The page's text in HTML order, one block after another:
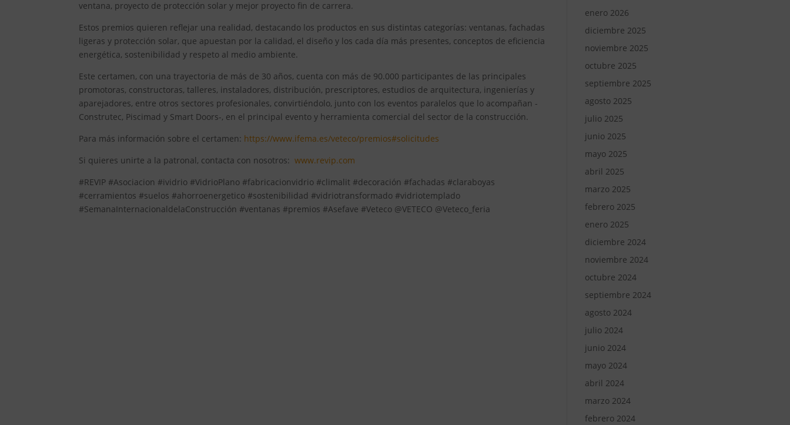
ventana, proyecto de protección solar y mejor proyecto fin de carrera.
Estos premios quieren reflejar una realidad, destacando los productos en sus distintas categorías: ventanas, fachadas
ligeras y protección solar, que apuestan por la calidad, el diseño y los cada día más presentes, conceptos de eficiencia
energética, sostenibilidad y respeto al medio ambiente.
Este certamen, con una trayectoria de más de 30 años, cuenta con más de 90.000 participantes de las principales
promotoras, constructoras, talleres, instaladores, distribución, prescriptores, estudios de arquitectura, ingenierías y
aparejadores, entre otros sectores profesionales, convirtiéndolo, junto con los eventos paralelos que lo acompañan -
Construtec, Piscimad y Smart Doors-, en el principal evento y herramienta comercial del sector de la construcción.
Para más información sobre el certamen: https://www.ifema.es/veteco/premios#solicitudes
Si quieres unirte a la patronal, contacta con nosotros:www.revip.com
#REVIP #Asociacion #ividrio #VidrioPlano #fabricacionvidrio #climalit #decoración #fachadas #claraboyas
#cerramientos #suelos #ahorroenergetico #sostenibilidad #vidriotransformado #vidriotemplado
#SemanaInternacionaldelaConstrucción #ventanas #premios #Asefave #Veteco @VETECO @Veteco_feria
enero 2026
diciembre 2025
noviembre 2025
octubre 2025
septiembre 2025
agosto 2025
julio 2025
junio 2025
mayo 2025
abril 2025
marzo 2025
febrero 2025
enero 2025
diciembre 2024
noviembre 2024
octubre 2024
septiembre 2024
agosto 2024
julio 2024
junio 2024
mayo 2024
abril 2024
marzo 2024
febrero 2024